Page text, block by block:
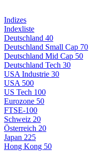
Indizes
Indexliste
Deutschland 40
Deutschland Small Cap 70
Deutschland Mid Cap 50
Deutschland Tech 30
USA Industrie 30
USA 500
US Tech 100
Eurozone 50
FTSE-100
Schweiz 20
Österreich 20
Japan 225
Hong Kong 50